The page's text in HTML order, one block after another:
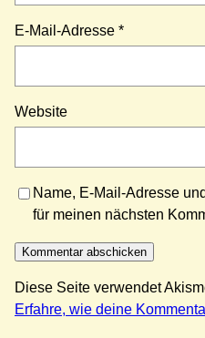
E-Mail-Adresse *
Website
Name, E-Mail-Adresse
für meinen nächsten
Diese Seite verwendet
Erfahre, wie deine